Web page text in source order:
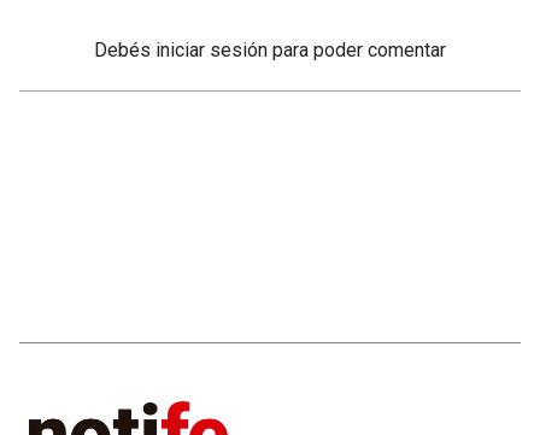
Debés iniciar sesión para poder comentar